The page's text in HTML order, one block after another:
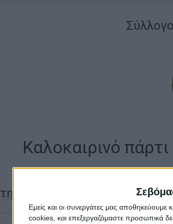
Εμείς και οι συνεργάτες μας
cookies, και επεξεργαζόμαστε προσωπικά
Καλοκαιρινό
Μουσική, χορός
της καθιερωμένης γιορτής